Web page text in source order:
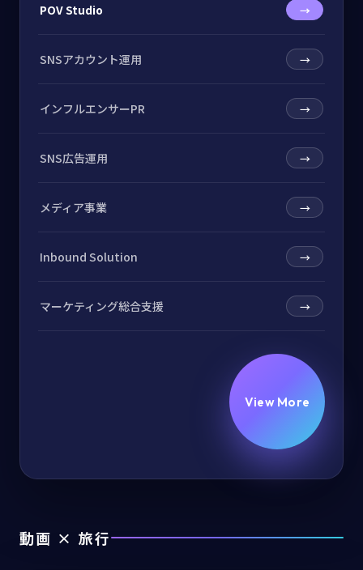
POV Studio →
SNSアカウント運用 →
インフルエンサーPR →
SNS広告運用 →
メディア事業 →
Inbound Solution →
マーケティング総合支援 →
View More
動画 × 旅行